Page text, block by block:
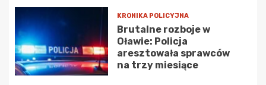
KRONIKA POLICYJNA
Brutalne rozboje w
Oławie: Policja
aresztowała sprawców
na trzy miesiące